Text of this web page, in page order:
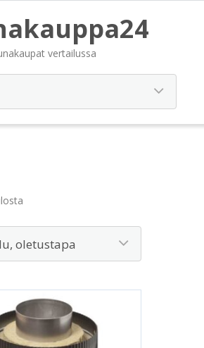
vertailussa